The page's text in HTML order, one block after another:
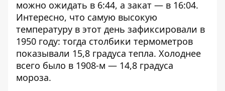
можно ожидать в 6:44, а закат — в 16:04.
Интересно, что самую высокую
температуру в этот день зафиксировали в
1950 году: тогда столбики термометров
показывали 15,8 градуса тепла. Холоднее
всего было в 1908-м — 14,8 градуса
мороза.